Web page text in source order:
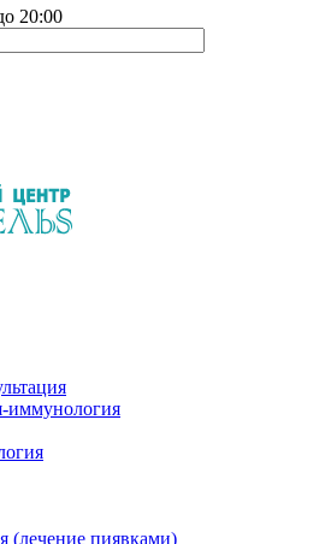
20:00
иммунология
(лечение пиявками)